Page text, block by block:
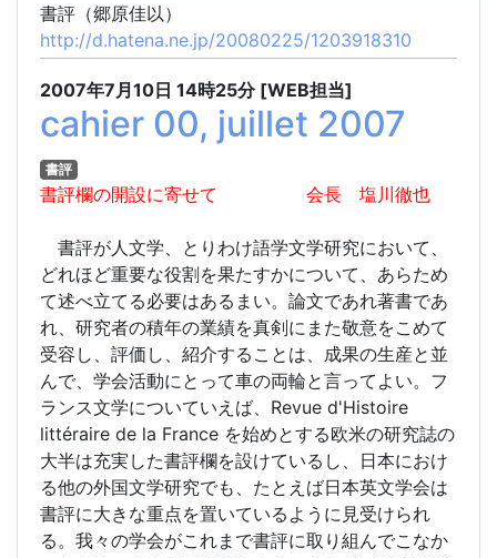
書評（郷原佳以）
http://d.hatena.ne.jp/20080225/1203918310
2007年7月10日 14時25分 [WEB担当]
cahier 00, juillet 2007
書評
書評欄の開設に寄せて 会長 塩川徹也
書評が人文学、とりわけ語学文学研究において、
どれほど重要な役割を果たすかについて、あらため
て述べ立てる必要はあるまい。論文であれ著書であ
れ、研究者の積年の業績を真剣にまた敬意をこめて
受容し、評価し、紹介することは、成果の生産と並
んで、学会活動にとって車の両輪と言ってよい。フ
ランス文学についていえば、Revue d'Histoire
littéraire de la France を始めとする欧米の研究誌の
大半は充実した書評欄を設けているし、日本におけ
る他の外国文学研究でも、たとえば日本英文学会は
書評に大きな重点を置いているように見受けられ
る。我々の学会がこれまで書評に取り組んでこなか